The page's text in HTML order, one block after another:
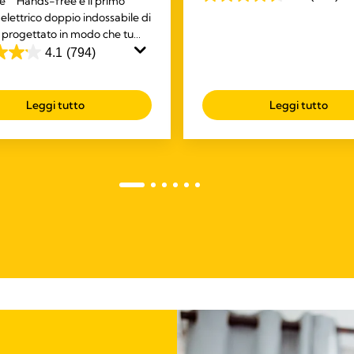
doppio indossabile di
progettato in modo che tu
il latte mentre ti dedichi
4.1 (794)
Leggi tutto
4.6
recensioni
Leggi tutto